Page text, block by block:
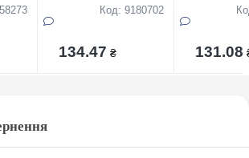
Код: 9180702
134.47 ₴ 131.08